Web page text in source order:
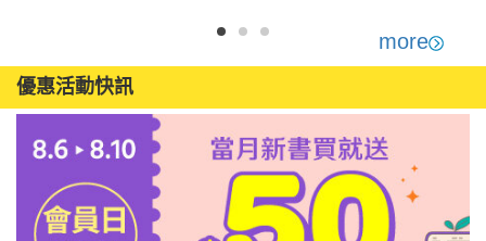
more
優惠活動快訊